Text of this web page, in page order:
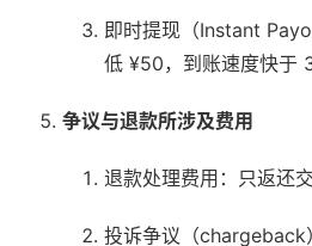
即时提现（Instant
低 ¥50，到账速度快于
争议与退款所涉及费用
退款处理费用：只返还
投诉争议（chargeback